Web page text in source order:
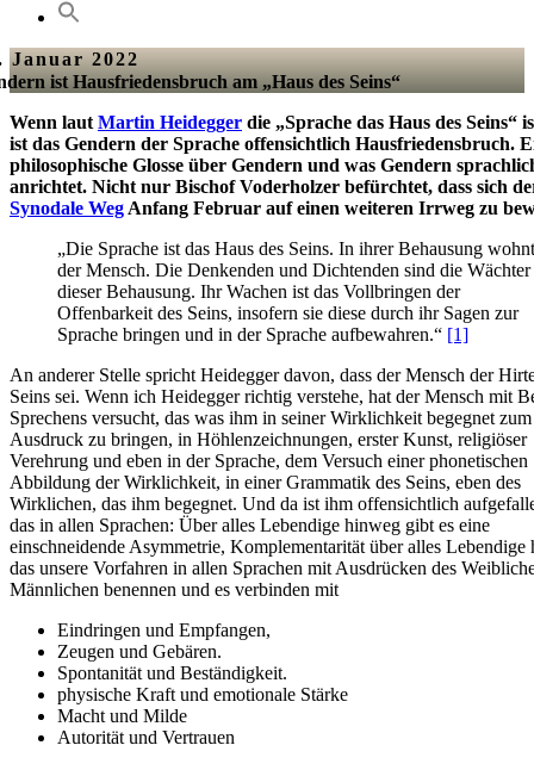
Januar 2022
ist Hausfriedensbruch am „Haus des Seins“
Wenn laut Martin Heidegger die „Sprache das Haus des Seins“
ist das Gendern der Sprache offensichtlich Hausfriedensbruch.
philosophische Glosse über Gendern und was Gendern
anrichtet. Nicht nur Bischof Voderholzer befürchtet, dass sich
Synodale Weg Anfang Februar auf einen weiteren Irrweg zu
„Die Sprache ist das Haus des Seins. In ihrer Behausung wohnt
der Mensch. Die Denkenden und Dichtenden sind die Wächter
dieser Behausung. Ihr Wachen ist das Vollbringen der
Offenbarkeit des Seins, insofern sie diese durch ihr Sagen zur
Sprache bringen und in der Sprache aufbewahren.“ [1]
An anderer Stelle spricht Heidegger davon, dass der Mensch der
Seins sei. Wenn ich Heidegger richtig verstehe, hat der Mensch mit
Sprechens versucht, das was ihm in seiner Wirklichkeit begegnet zum
Ausdruck zu bringen, in Höhlenzeichnungen, erster Kunst, religiöser
Verehrung und eben in der Sprache, dem Versuch einer phonetischen
Abbildung der Wirklichkeit, in einer Grammatik des Seins, eben des
Wirklichen, das ihm begegnet. Und da ist ihm offensichtlich
das in allen Sprachen: Über alles Lebendige hinweg gibt es eine
einschneidende Asymmetrie, Komplementarität über alles Lebendige
das unsere Vorfahren in allen Sprachen mit Ausdrücken des
Männlichen benennen und es verbinden mit
Eindringen und Empfangen,
Zeugen und Gebären.
Spontanität und Beständigkeit.
physische Kraft und emotionale Stärke
Macht und Milde
Autorität und Vertrauen